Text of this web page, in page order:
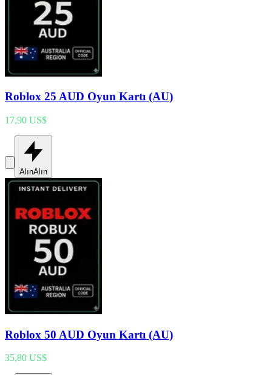
Roblox 25 AUD Oyun Kartı (AU)
17,90 US$
AlınAlın
Roblox 50 AUD Oyun Kartı (AU)
35,80 US$